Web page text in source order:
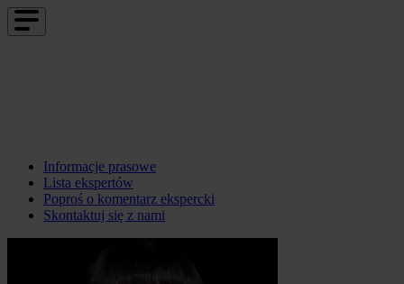
Informacje prasowe
Lista ekspertów
Poproś o komentarz ekspercki
Skontaktuj się z nami